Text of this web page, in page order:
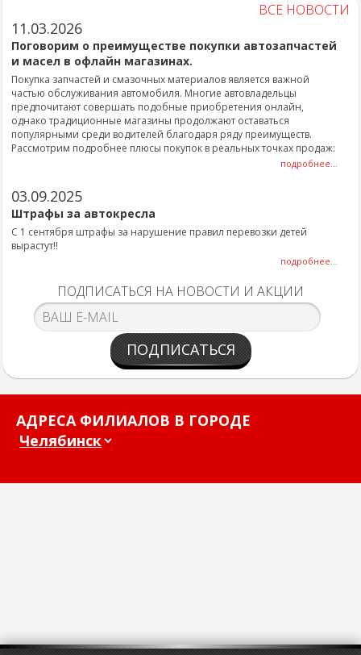
ВСЕ НОВОСТИ
11.03.2026
Поговорим о преимуществе покупки автозапчастей
и масел в офлайн магазинах.
Покупка запчастей и смазочных материалов является важной
частью обслуживания автомобиля. Многие автовладельцы
предпочитают совершать подобные приобретения онлайн,
однако традиционные магазины продолжают оставаться
популярными среди водителей благодаря ряду преимуществ.
Рассмотрим подробнее плюсы покупок в реальных точках продаж:
подробнее...
03.09.2025
Штрафы за автокресла
С 1 сентября штрафы за нарушение правил перевозки детей
вырастут!!
подробнее...
ПОДПИСАТЬСЯ НА НОВОСТИ И АКЦИИ
ПОДПИСАТЬСЯ
АДРЕСА ФИЛИАЛОВ В ГОРОДЕ